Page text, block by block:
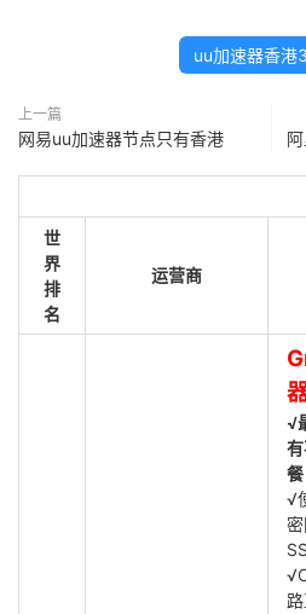
uu加速器香港
上一篇
网易uu加速器节点只有香港
世
界
排
名
运营商
√
餐
√